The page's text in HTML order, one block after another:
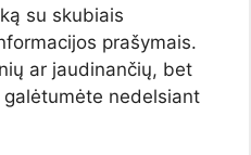
su skubiais
prašymais.
ar jaudinančių, bet
nedelsiant